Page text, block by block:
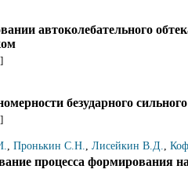
автоколебательного
]
безударного
]
, Пронькин С.Н., Лисейкин В.Д.,
процесса формирования